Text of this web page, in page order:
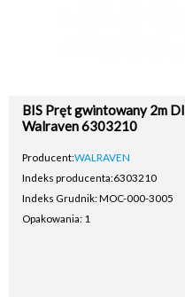
BIS Pręt gwintowany 2m
Walraven 6303210
Producent:WALRAVEN
Indeks producenta:6303210
Indeks Grudnik: MOC-000-3005
Opakowania: 1